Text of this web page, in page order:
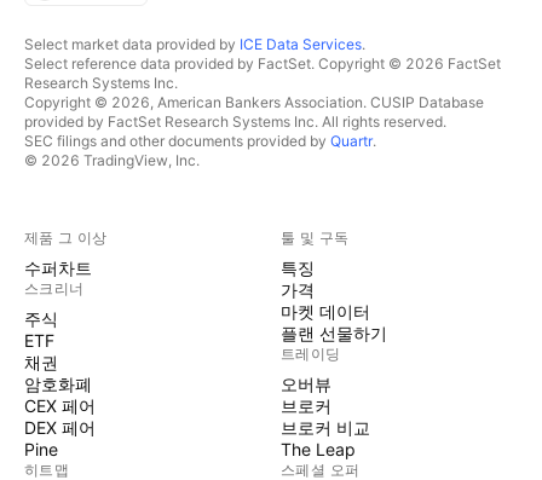
Select market data provided by ICE Data Services.
Select reference data provided by FactSet. Copyright © 2026 FactSet
Research Systems Inc.
Copyright © 2026, American Bankers Association. CUSIP Database
provided by FactSet Research Systems Inc. All rights reserved.
SEC filings and other documents provided by Quartr.
© 2026 TradingView, Inc.
제품 그 이상
수퍼차트
스크리너
주식
ETF
채권
암호화폐
CEX 페어
DEX 페어
Pine
히트맵
툴 및 구독
특징
가격
마켓 데이터
플랜 선물하기
트레이딩
오버뷰
브로커
브로커 비교
The Leap
스페셜 오퍼